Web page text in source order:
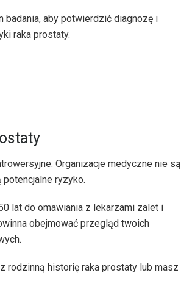
badania, aby potwierdzić diagnozę i
raka prostaty.
Organizacje medyczne nie są
ryzyko.
lat do omawiania z lekarzami zalet i
obejmować przegląd twoich
historię raka prostaty lub masz